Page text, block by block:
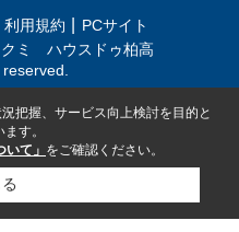
利用規約
PCサイト
ミ ハウスドゥ柏高
把握、サービス向上検討を目的と
す。
て」 をご確認ください。